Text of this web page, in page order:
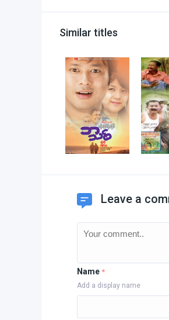
Similar titles
Leave a
Name *
Add a display name